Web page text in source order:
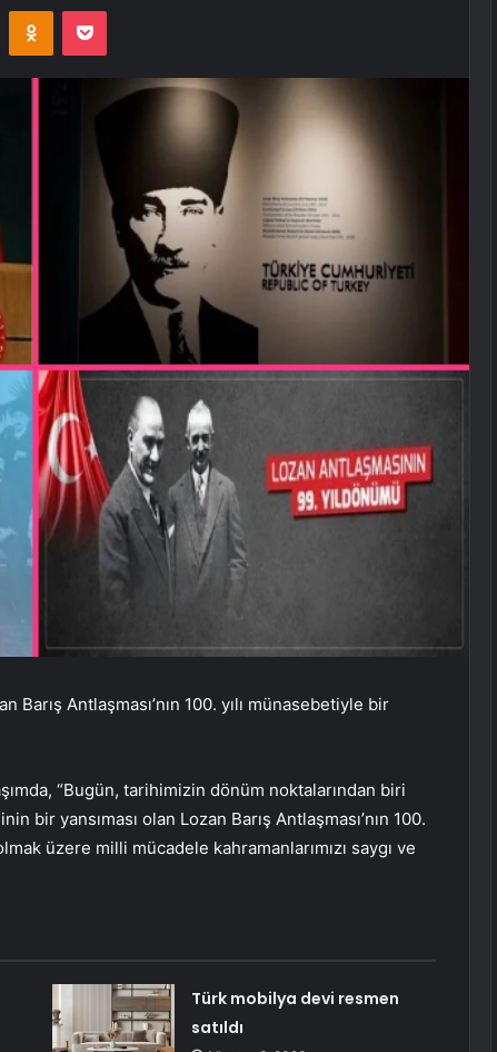
VKontakteOdnoklassniki
Pocket
Barış Antlaşması’nın 100. yılı münasebetiyle bir
“Bugün, tarihimizin dönüm noktalarından biri
bir yansıması olan Lozan Barış Antlaşması’nın 100.
üzere milli mücadele kahramanlarımızı saygı ve
Türk mobilya devi resmen
satıldı